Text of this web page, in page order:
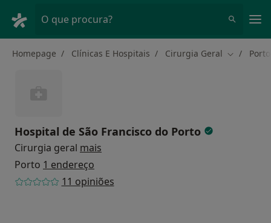
O que procura?
Homepage Clínicas E Hospitais Cirurgia Geral Mudar de
Porto
Hospital de São Francisco do Porto
Cirurgia geral mais
Porto 1 endereço
11 opiniões